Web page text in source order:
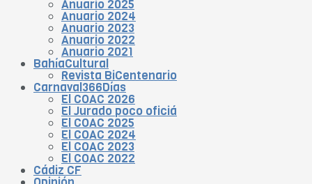
Anuario 2025
Anuario 2024
Anuario 2023
Anuario 2022
Anuario 2021
BahíaCultural
Revista BiCentenario
Carnaval366Días
El COAC 2026
El Jurado poco oficiá
El COAC 2025
El COAC 2024
El COAC 2023
El COAC 2022
Cádiz CF